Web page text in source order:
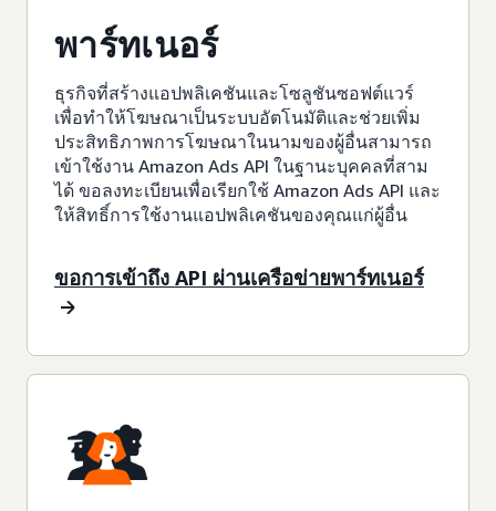
พาร์ทเนอร์
ธุรกิจที่สร้างแอปพลิเคชันและโซลูชันซอฟต์แวร์
เพื่อทำให้โฆษณาเป็นระบบอัตโนมัติและช่วยเพิ่ม
ประสิทธิภาพการโฆษณาในนามของผู้อื่นสามารถ
เข้าใช้งาน Amazon Ads API ในฐานะบุคคลที่สาม
ได้ ขอลงทะเบียนเพื่อเรียกใช้ Amazon Ads API และ
ให้สิทธิ์การใช้งานแอปพลิเคชันของคุณแก่ผู้อื่น
ขอการเข้าถึง API ผ่านเครือข่ายพาร์ทเนอร์